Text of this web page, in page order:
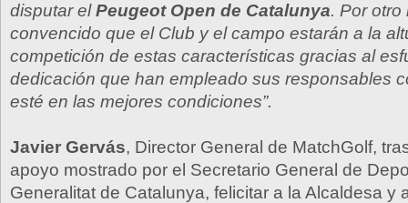
disputar elPeugeot Open de Catalunya. Por otro
convencido que el Club y el campo estarán a la
competición de estas características gracias al
dedicación que han empleado sus responsables
esté en las mejores condiciones”.
Javier Gervás, Director General de MatchGolf,
apoyo mostrado por el Secretario General de
Generalitat de Catalunya, felicitar a la Alcaldesa y